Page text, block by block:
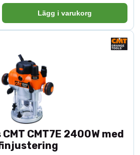
Lägg i varukorg
CMT7E 2400W med